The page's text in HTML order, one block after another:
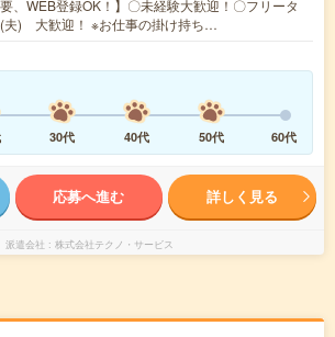
要、WEB登録OK！】〇未経験大歓迎！〇フリータ
夫) 大歓迎！ ※お仕事の掛け持ち…
30代 40代 50代 60代
応募へ進む 詳しく見る
派遣会社 株式会社テクノ・サービス